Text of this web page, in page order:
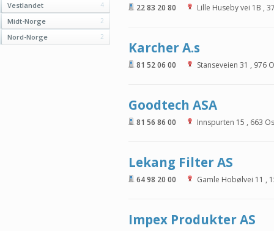
Vestlandet 4
Midt-Norge 2
Nord-Norge 2
22 83 20 80 Lille Huseby vei 1B ,
Karcher A.s
81 52 06 00 Stanseveien 31 , 976
Goodtech ASA
81 56 86 00 Innspurten 15 , 663
Lekang Filter AS
64 98 20 00 Gamle Hobølvei 11 ,
Impex Produkter AS